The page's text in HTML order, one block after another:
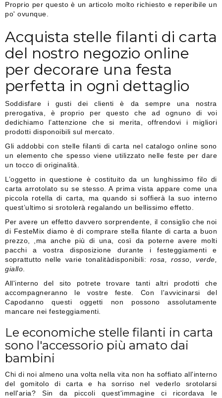
Proprio per questo è un articolo molto richiesto e reperibile un
po' ovunque.
Acquista stelle filanti di carta
del nostro negozio online
per decorare una festa
perfetta in ogni dettaglio
Soddisfare i gusti dei clienti è da sempre una nostra
prerogativa, è proprio per questo che ad ognuno di voi
dedichiamo l’attenzione che si merita, offrendovi i migliori
prodotti disponoibili sul mercato.
Gli addobbi con stelle filanti di carta nel catalogo online sono
un elemento che spesso viene utilizzato nelle feste per dare
un tocco di originalità.
L’oggetto in questione è costituito da un lunghissimo filo di
carta arrotolato su se stesso. A prima vista appare come una
piccola rotella di carta, ma quando si soffierà la suo interno
quest’ultimo si srotolerà regalando un bellissimo effetto.
Per avere un effetto davvero sorprendente, il consiglio che noi
di FesteMix diamo è di comprare stella filante di carta a buon
prezzo, ,ma anche più di una, così da poterne avere molti
pacchi a vostra disposizione durante i festeggiamenti e
soprattutto nelle varie tonalitàdisponibili: rosa, rosso, verde,
giallo.
All'interno del sito potrete trovare tanti altri prodotti che
accompagneranno le vostre feste. Con l'avvicinarsi del
Capodanno questi oggetti non possono assolutamente
mancare nei festeggiamenti.
Le economiche stelle filanti in carta
sono l'accessorio più amato dai
bambini
Chi di noi almeno una volta nella vita non ha soffiato all'interno
del gomitolo di carta e ha sorriso nel vederlo srotolarsi
nell'aria? Sin da piccoli quest'immagine ci ricordava le